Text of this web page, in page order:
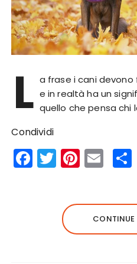
L a frase i cani devono
e in realtà ha un
quello che pensa chi
Condividi
F
a
T
w
te
r
Pi
n
re
st
E
m
l
CONTINUE